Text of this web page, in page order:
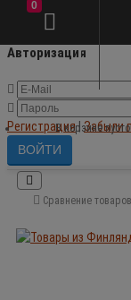
Авторизация
Регистрация|Забыли
Сравнение
0
В корзине пусто!